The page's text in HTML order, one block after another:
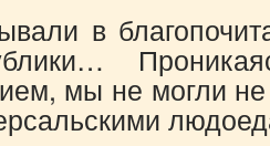
в
мы не могли не